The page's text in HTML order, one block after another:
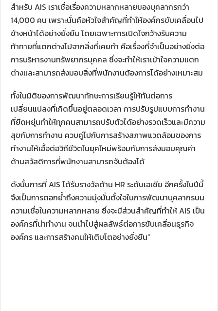
สำหรับ AIS เราเชื่อเรื่องความหลากหลายของบุคลากรกว่า
14,000 คน เพราะนั่นคือหัวใจสำคัญที่ทำให้องค์กรขับเคลื่อนไป
ข้างหน้าได้อย่างยั่งยืน โดยเฉพาะการเปิดใจกว้างรับความ
ท้าทายที่แตกต่างไปจากสิ่งที่เคยทำ คือเรื่องที่จำเป็นอย่างยิ่งต่อ
การบริหารงานทรัพยากรบุคคล ซึ่งจะทำให้เราเข้าใจความแตก
ต่างและสามารถส่งมอบสิ่งที่พนักงานต้องการได้อย่างเหมาะสม
ทั้งในมิติของการพัฒนาทักษะการเรียนรู้ให้ทันต่อการ
เปลี่ยนแปลงที่เกิดขึ้นอยู่ตลอดเวลา การปรับรูปแบบการทำงาน
ที่ยืดหยุ่นทำให้ทุกคนสามารถปรับตัวได้อย่างรวดเร็วและมีความ
สุขกับการทำงาน ควบคู่ไปกับการสร้างสภาพแวดล้อมของการ
ทำงานให้เอื้อต่อวิถีชีวิตในยุคใหม่พร้อมกับการส่งมอบคุณค่า
ด้านสวัสดิการที่พนักงานสามารถจับต้องได้
ดังนั้นการที่ AIS ได้รับรางวัลด้าน HR ระดับเอเชีย อีกครั้งในปีนี้
จึงเป็นการตอกย้ำถึงความมุ่งมั่นตั้งใจในการพัฒนาบุคลากรบน
ความเชื่อในความหลากหลาย ซึ่งจะมีส่วนสำคัญที่ทำให้ AIS เป็น
องค์กรที่น่าทำงาน จนนำไปสู่ผลลัพธ์ต่อการขับเคลื่อนธุรกิจ
องค์กร และการสร้างคนให้เติบโตอย่างยั่งยืน”